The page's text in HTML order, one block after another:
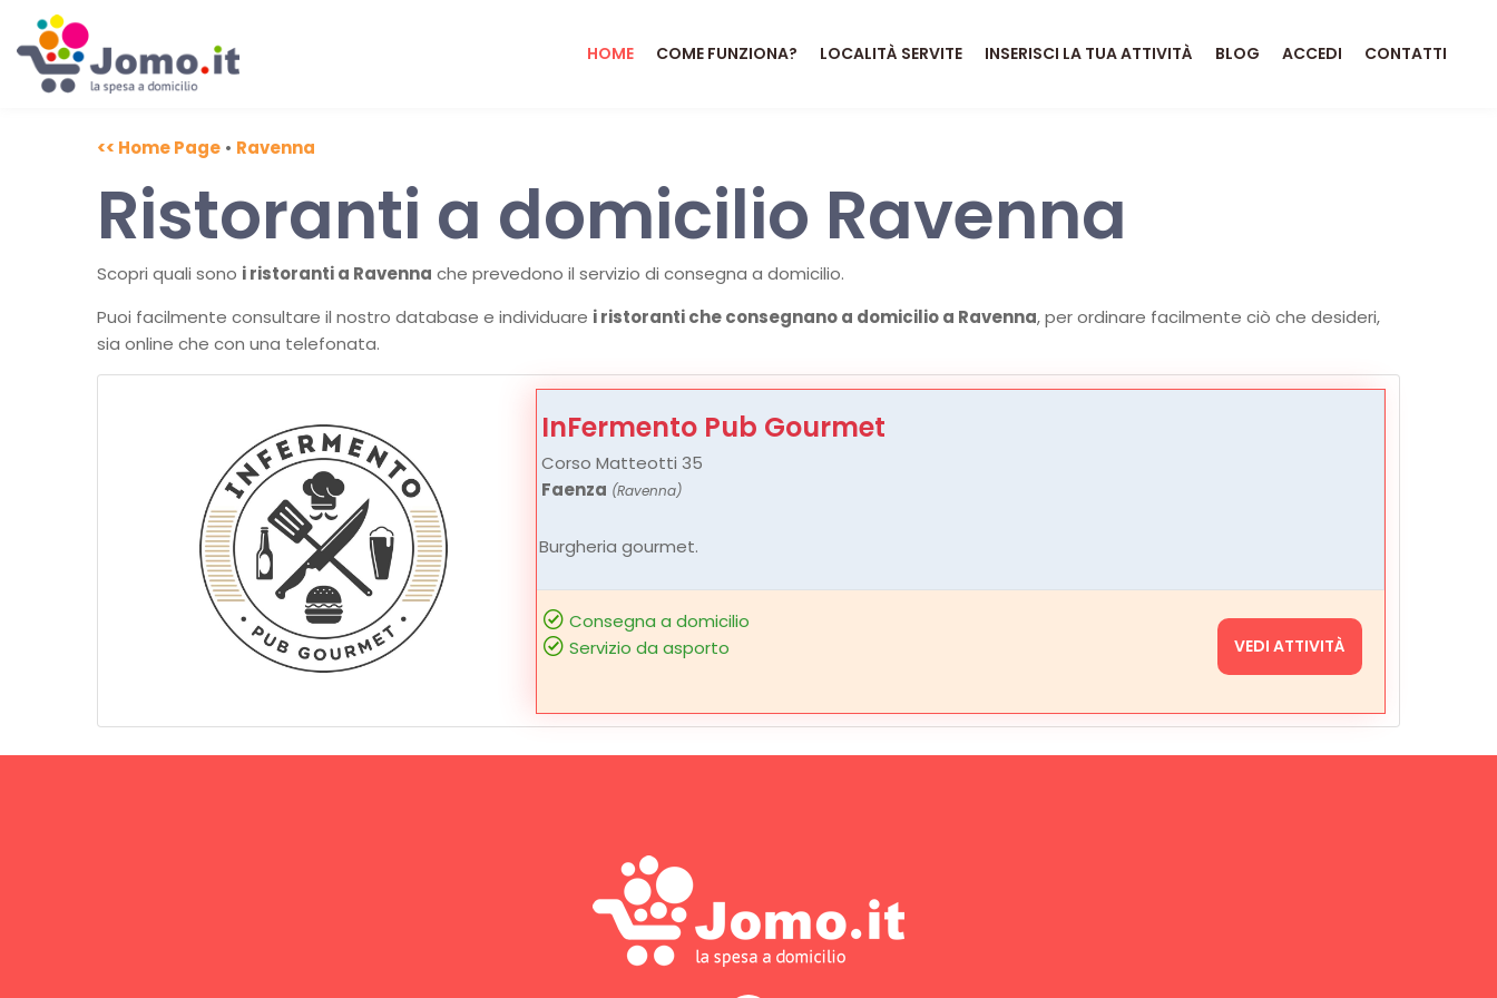
HOME COME FUNZIONA? LOCALITÀ SERVITE INSERISCI LA TUA ATTIVITÀ BLOG ACCEDI CONTATTI
<< Home Page • Ravenna
Ristoranti a domicilio Ravenna
Scopri quali sono i ristoranti a Ravenna che prevedono il servizio di consegna a domicilio.
Puoi facilmente consultare il nostro database e individuare i ristoranti che consegnano a domicilio a Ravenna, per ordinare facilmente ciò che desideri,
sia online che con una telefonata.
InFermento Pub Gourmet
Corso Matteotti 35
Faenza (Ravenna)
Burgheria gourmet.
Consegna a domicilio
Servizio da asporto
VEDI ATTIVITÀ